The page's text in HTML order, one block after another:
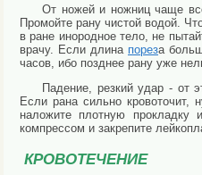
От ножей и ножниц чаще
Промойте рану чистой водой.
в ране инородное тело, не
врачу. Если длина пореза
часов, ибо позднее рану уже
Падение, резкий удар - от
Если рана сильно
наложите плотную
компрессом и закрепите
КРОВОТЕЧЕНИЕ